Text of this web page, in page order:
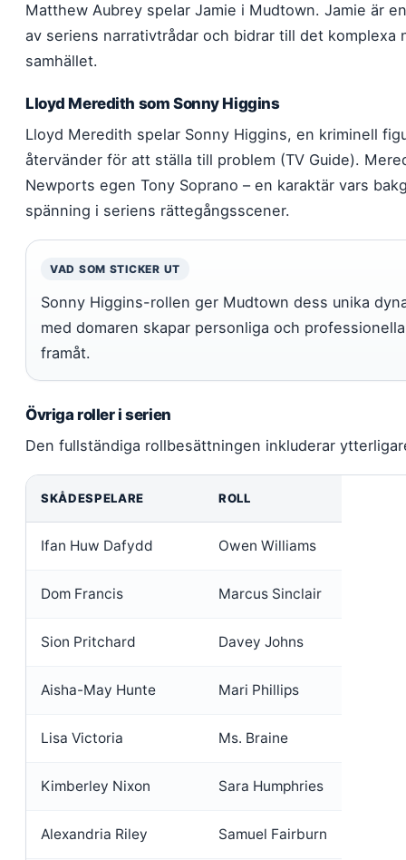
Matthew Aubrey spelar Jamie i Mudtown. Jamie är
av seriens narrativtrådar och bidrar till det
samhället.
Lloyd Meredith som Sonny Higgins
Lloyd Meredith spelar Sonny Higgins, en kriminell
återvänder för att ställa till problem (TV Guide).
Newports egen Tony Soprano – en karaktär vars
spänning i seriens rättegångsscener.
VAD SOM STICKER UT
Sonny Higgins-rollen ger Mudtown dess unika
med domaren skapar personliga och
framåt.
Övriga roller i serien
Den fullständiga rollbesättningen inkluderar
SKÅDESPELARE ROLL
Ifan Huw Dafydd Owen Williams
Dom Francis Marcus Sinclair
Sion Pritchard Davey Johns
Aisha-May Hunte Mari Phillips
Lisa Victoria Ms. Braine
Kimberley Nixon Sara Humphries
Alexandria Riley Samuel Fairburn